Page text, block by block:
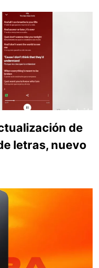
de
letras, nuevo